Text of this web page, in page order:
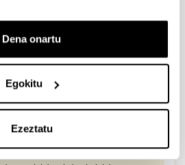
Dena onartu
Egokitu
Ezeztatu
UPV/EHUn KONTRATATZEKO
aurkezteko epea: 2026/06/03 - 2026/06/25